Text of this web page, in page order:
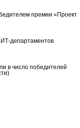
премии «Проект
ИТ-департаментов
в число победителей